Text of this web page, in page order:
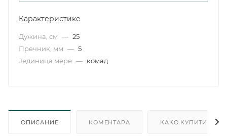
Карактеристике
Дужина, см — 25
Пречник, мм — 5
Јединица мере — комад
ОПИСАНИЕ КОМЕНТАРА КАКО КУПИТИ